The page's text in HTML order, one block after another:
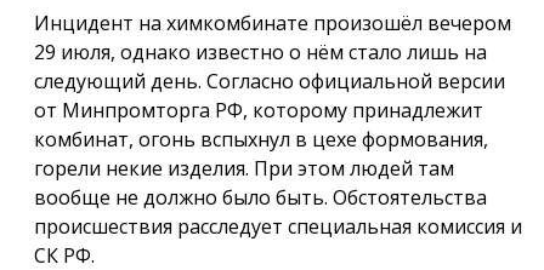
Инцидент на химкомбинате произошёл вечером
29 июля, однако известно о нём стало лишь на
следующий день. Согласно официальной версии
от Минпромторга РФ, которому принадлежит
комбинат, огонь вспыхнул в цехе формования,
горели некие изделия. При этом людей там
вообще не должно было быть. Обстоятельства
происшествия расследует специальная комиссия и
СК РФ.